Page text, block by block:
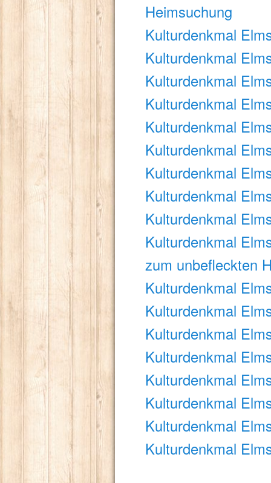
Heimsuchung
Kulturdenkmal
Kulturdenkmal
Kulturdenkmal
Kulturdenkmal
Kulturdenkmal
Kulturdenkmal
Kulturdenkmal
Kulturdenkmal
Kulturdenkmal
Kulturdenkmal
zum unbefleckten
Kulturdenkmal
Kulturdenkmal
Kulturdenkmal
Kulturdenkmal
Kulturdenkmal
Kulturdenkmal
Kulturdenkmal
Kulturdenkmal